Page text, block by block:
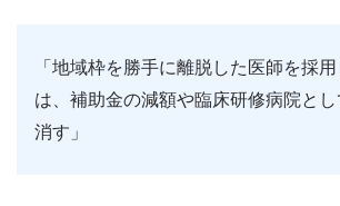
「地域枠を勝手に離脱した医師を採
は、補助金の減額や臨床研修病院とし
消す」